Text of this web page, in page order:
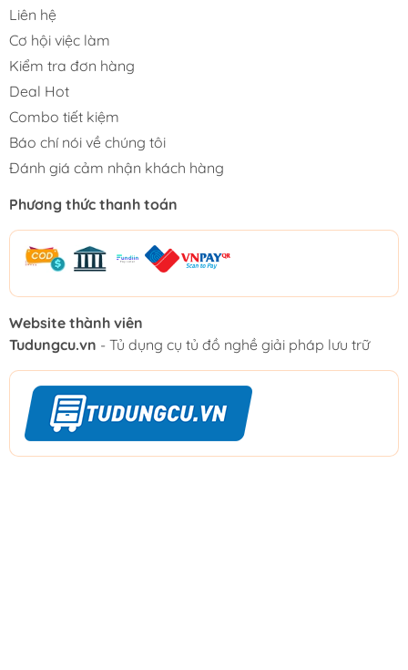
Liên hệ
Cơ hội việc làm
Kiểm tra đơn hàng
Deal Hot
Combo tiết kiệm
Báo chí nói về chúng tôi
Đánh giá cảm nhận khách hàng
Phương thức thanh toán
Website thành viên
Tudungcu.vn - Tủ dụng cụ tủ đồ nghề giải pháp lưu trữ